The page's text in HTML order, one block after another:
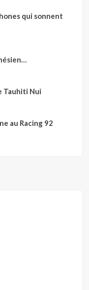
qui sonnent
Tauhiti Nui
au Racing 92